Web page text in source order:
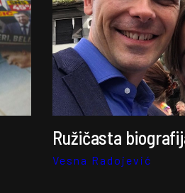
Ružičasta
Vesna Radojević